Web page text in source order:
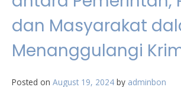
dan Masyarakat
Menanggulangi
Posted on August 19, 2024 by adminbon